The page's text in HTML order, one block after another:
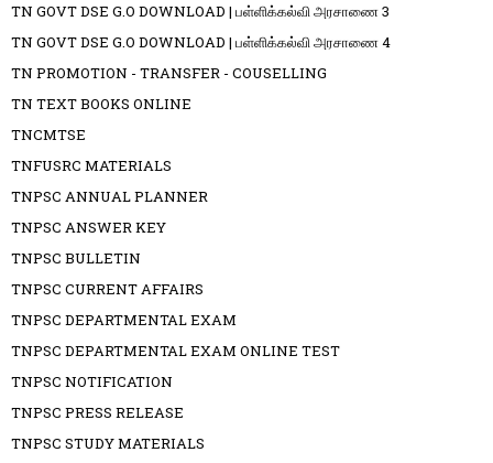
TN GOVT DSE G.O DOWNLOAD | பள்ளிக்கல்வி அரசாணை 3
TN GOVT DSE G.O DOWNLOAD | பள்ளிக்கல்வி அரசாணை 4
TN PROMOTION - TRANSFER - COUSELLING
TN TEXT BOOKS ONLINE
TNCMTSE
TNFUSRC MATERIALS
TNPSC ANNUAL PLANNER
TNPSC ANSWER KEY
TNPSC BULLETIN
TNPSC CURRENT AFFAIRS
TNPSC DEPARTMENTAL EXAM
TNPSC DEPARTMENTAL EXAM ONLINE TEST
TNPSC NOTIFICATION
TNPSC PRESS RELEASE
TNPSC STUDY MATERIALS